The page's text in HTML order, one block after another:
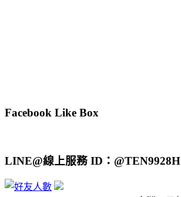
Facebook Like Box
LINE@線上服務 ID：@TEN9928H